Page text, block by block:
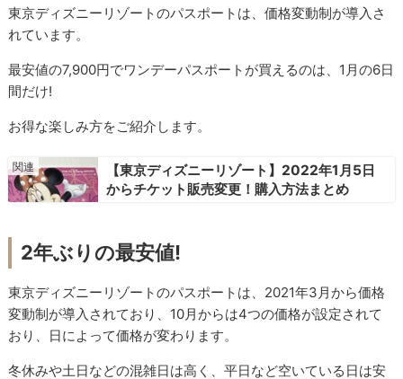
東京ディズニーリゾートのパスポートは、価格変動制が導入さ
れています。
最安値の7,900円でワンデーパスポートが買えるのは、1月の6日
間だけ!
お得な楽しみ方をご紹介します。
【東京ディズニーリゾート】2022年1月5日
からチケット販売変更！購入方法まとめ
2年ぶりの最安値!
東京ディズニーリゾートのパスポートは、2021年3月から価格
変動制が導入されており、10月からは4つの価格が設定されて
おり、日によって価格が変わります。
冬休みや土日などの混雑日は高く、平日など空いている日は安